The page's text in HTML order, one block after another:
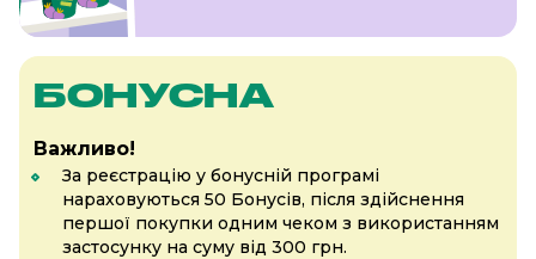
БОНУСНА
Важливо!
За реєстрацію у бонусній програмі
нараховуються 50 Бонусів, після здійснення
першої покупки одним чеком з використанням
застосунку на суму від 300 грн.